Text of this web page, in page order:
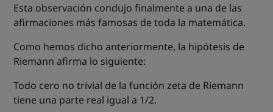
Esta observación condujo finalmente a una de las
afirmaciones más famosas de toda la matemática.
Como hemos dicho anteriormente, la hipótesis de
Riemann afirma lo siguiente:
Todo cero no trivial de la función zeta de Riemann
tiene una parte real igual a 1/2.